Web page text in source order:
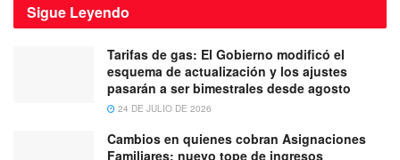
Sigue Leyendo
Tarifas de gas: El Gobierno modificó el
esquema de actualización y los ajustes
pasarán a ser bimestrales desde agosto
24 DE JULIO DE 2026
Cambios en quienes cobran Asignaciones
Familiares: nuevo tope de ingresos